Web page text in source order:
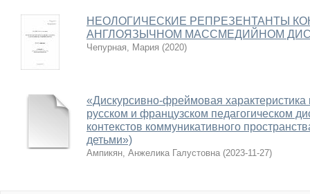
НЕОЛОГИЧЕСКИЕ РЕПРЕЗЕНТАНТЫ
АНГЛОЯЗЫЧНОМ МАССМЕДИЙНОМ
Чепурная, Мария (2020)
«Дискурсивно-фреймовая характеристика
русском и французском педагогическом
контекстов коммуникативного
детьми»)
Ампикян, Анжелика Галустовна (2023-11-27)